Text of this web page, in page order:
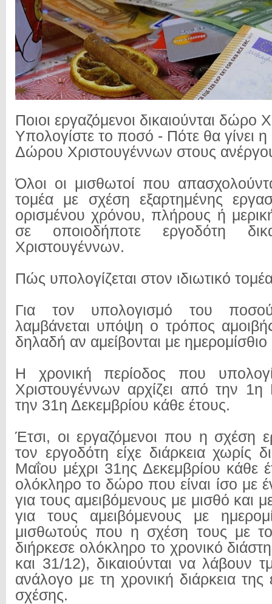
Ποιοι εργαζόμενοι δικαιούνται δώρο
Υπολογίστε το ποσό - Πότε θα γίνει
Δώρου Χριστουγέννων στους
Όλοι οι μισθωτοί που
τομέα με σχέση εξαρτημένης
ορισμένου χρόνου, πλήρους ή
σε οποιοδήποτε εργοδότη
Χριστουγέννων.
Πώς υπολογίζεται στον ιδιωτικό
Για τον υπολογισμό του
λαμβάνεται υπόψη ο τρόπος
δηλαδή αν αμείβονται με
Η χρονική περίοδος που
Χριστουγέννων αρχίζει από την 1η
την 31η Δεκεμβρίου κάθε έτους.
Έτσι, οι εργαζόμενοι που η σχέση
τον εργοδότη είχε διάρκεια χωρίς
Μαΐου μέχρι 31ης Δεκεμβρίου κάθε
ολόκληρο το δώρο που είναι ίσο με
για τους αμειβόμενους με μισθό και
για τους αμειβόμενους με
μισθωτούς που η σχέση τους με
διήρκεσε ολόκληρο το χρονικό
και 31/12), δικαιούνται να λάβουν
ανάλογο με τη χρονική διάρκεια της
σχέσης.